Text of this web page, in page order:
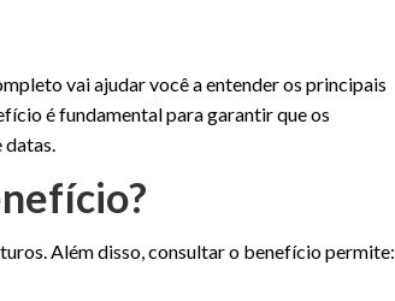
vai ajudar você a entender os principais
é fundamental para garantir que os
datas.
Além disso, consultar o benefício permite: